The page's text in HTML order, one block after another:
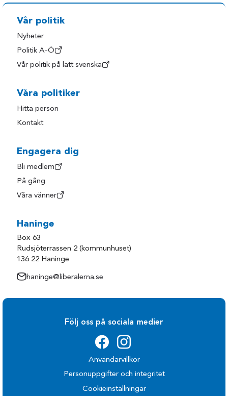
Vår politik
Nyheter
Politik A-Ö
Vår politik på lätt svenska
Våra politiker
Hitta person
Kontakt
Engagera dig
Bli medlem
På gång
Våra vänner
Haninge
Box 63
Rudsjöterrassen 2 (kommunhuset)
136 22 Haninge
haninge@liberalerna.se
Följ oss på sociala medier
Användarvillkor
Personuppgifter och integritet
Cookieinställningar